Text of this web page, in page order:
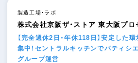
製造工場・ラボ
株式会社京阪ザ・ストア 東大阪プロ
【完全週休2日・年休118日】安定した
集中！セントラルキッチンでパティシ
グループ運営